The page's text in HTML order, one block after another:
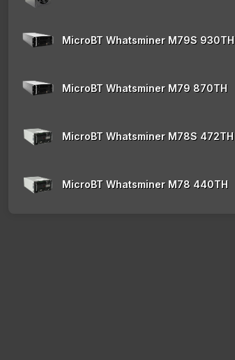
MicroBT Whatsminer M79S 930TH
MicroBT Whatsminer M79 870TH
MicroBT Whatsminer M78S 472TH
MicroBT Whatsminer M78 440TH